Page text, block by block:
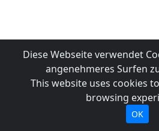
Diese Webseite verwendet
angenehmeres Surfen
This website uses cookies
browsing
OK